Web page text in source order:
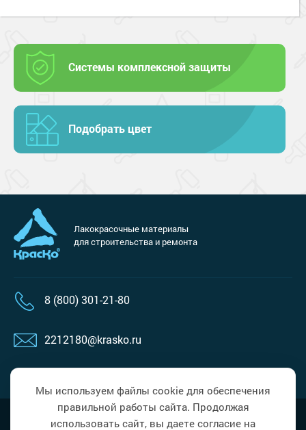
Системы комплексной защиты
Подобрать цвет
Лакокрасочные материалы
для строительства и ремонта
8 (800) 301-21-80
2212180@krasko.ru
Политика в области обработки
Мы используем файлы cookie для обеспечения
правильной работы сайта. Продолжая
использовать сайт, вы даете согласие на